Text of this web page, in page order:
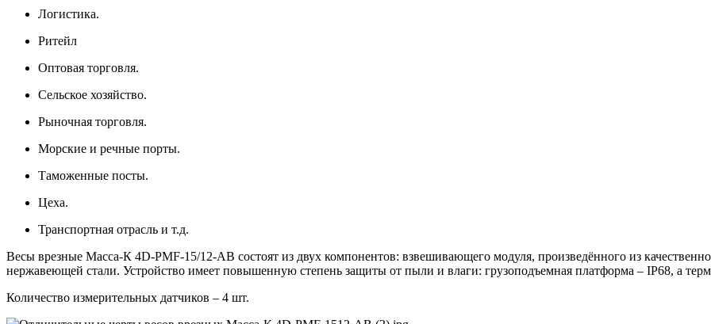
Логистика.
Ритейл
Оптовая торговля.
Сельское хозяйство.
Рыночная торговля.
Морские и речные порты.
Таможенные посты.
Цеха.
Транспортная отрасль и т.д.
Весы врезные Масса-К 4D-PMF-15/12-AB состоят из двух компонентов: взвешивающего модуля, произведённого из
нержавеющей стали. Устройство имеет повышенную степень защиты от пыли и влаги: грузоподъемная платформа – IP68, а
Количество измерительных датчиков – 4 шт.